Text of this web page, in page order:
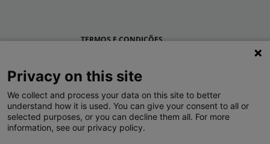
TERMOS E CONDIÇÕES
LEGRAND PORTUGAL
GRUPO LEGRAND NO MUNDO
Privacy on this site
We collect and process your data on this site to better
understand how it is used. You can give your consent to all or
selected purposes, or you can decline them all. For more
information, see our privacy policy.